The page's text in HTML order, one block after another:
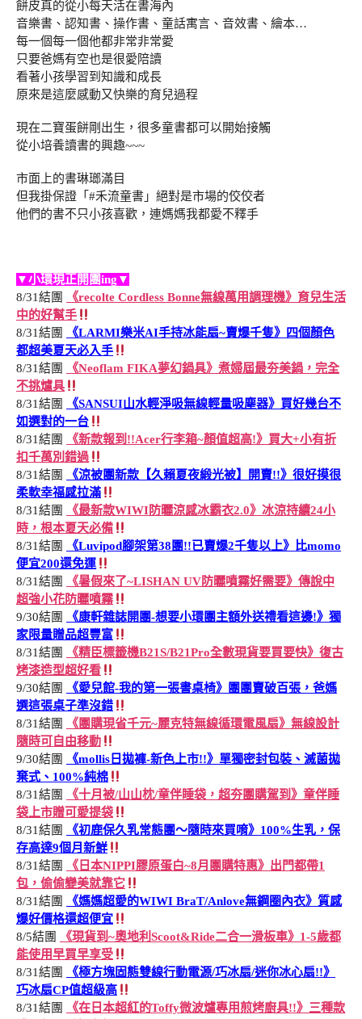
餅皮真的從小每天活在書海內
音樂書、認知書、操作書、童話寓言、音效書、繪本…
每一個每一個他都非常非常愛
只要爸媽有空也是很愛陪讀
看著小孩學習到知識和成長
原來是這麼感動又快樂的育兒過程
現在二寶蛋餅剛出生，很多童書都可以開始接觸
從小培養讀書的興趣~~~
市面上的書琳瑯滿目
但我掛保證「#禾流童書」絕對是市場的佼佼者
他們的書不只小孩喜歡，連媽媽我都愛不釋手
▼小環現正開團ing▼
8/31結團
《recolte Cordless Bonne無線萬用調理機》育兒生活
中的好幫手
8/31結團
《LARMI樂米AI手持冰能扇~賣爆千隻》四個顏色
都超美夏天必入手
8/31結團
《Neoflam FIKA夢幻鍋具》煮婦屆最夯美鍋，完全
不挑爐具
8/31結團
《SANSUI山水輕淨吸無線輕量吸塵器》買好幾台不
如選對的一台
8/31結團
《新款報到!!Acer行李箱~顏值超高!》買大+小有折
扣千萬別錯過
8/31結團
《涼被團新款【久賴夏夜緞光被】開賣!!》很好摸很
柔軟幸福感拉滿
8/31結團
《最新款WIWI防曬涼感冰霸衣2.0》冰涼持續24小
時，根本夏天必備
8/31結團
《Luvipod腳架第38團!!已賣爆2千隻以上》比momo
便宜200還免運
8/31結團
《暑假來了~LISHAN UV防曬噴霧好需要》傳說中
超強小花防曬噴霧
9/30結團
《康軒雜誌開團-想要小環團主額外送禮看這邊!》獨
家限量贈品超豐富
8/31結團
《精臣標籤機B21S/B21Pro全數現貨要買要快》復古
烤漆造型超好看
9/30結團
《愛兒館-我的第一張書桌椅》團團賣破百張，爸媽
選這張桌子準沒錯
8/31結團
《團購現省千元~麗克特無線循環電風扇》無線設計
隨時可自由移動
9/30結團
《mollis日拋褲-新色上市!!》單獨密封包裝、滅菌拋
棄式、100%純棉
8/31結團
《十月被/山山枕/童伴睡袋，超夯團購駕到》童伴睡
袋上市贈可愛提袋
8/31結團
《初鹿保久乳常態團～隨時來買唷》100%生乳，保
存高達9個月新鮮
8/31結團
《日本NIPPI膠原蛋白~8月團購特惠》出門都帶1
包，偷偷變美就靠它
8/31結團
《媽媽超愛的WIWI BraT/Anlove無鋼圈內衣》質感
爆好價格還超便宜
8/5結團
《現貨到~奧地利Scoot&Ride二合一滑板車》1-5歲都
能使用早買早享受
8/31結團
《極方塊固態雙線行動電源/巧冰扇/迷你冰心扇!!》
巧冰扇CP值超級高
8/31結團
《在日本超紅的Toffy微波爐專用煎烤廚具!!》三種款